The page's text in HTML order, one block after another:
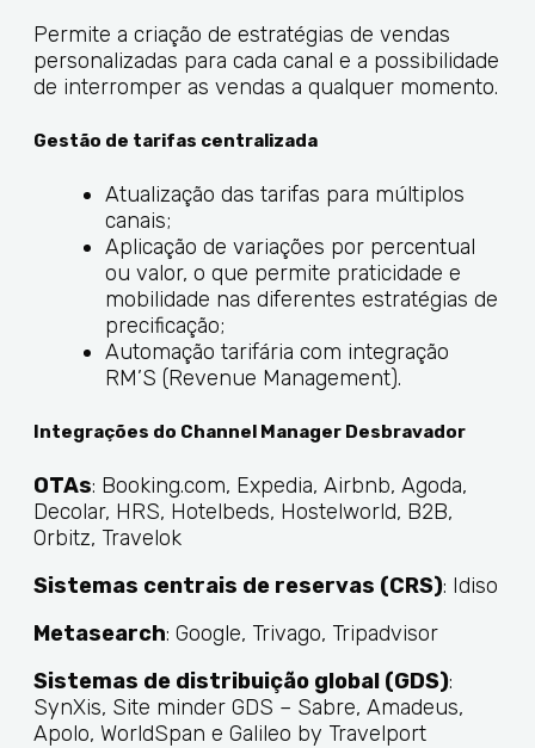
Permite a criação de estratégias de vendas
personalizadas para cada canal e a possibilidade
de interromper as vendas a qualquer momento.
Gestão de tarifas centralizada
Atualização das tarifas para múltiplos
canais;
Aplicação de variações por percentual
ou valor, o que permite praticidade e
mobilidade nas diferentes estratégias de
precificação;
Automação tarifária com integração
RM’S (Revenue Management).
Integrações do Channel Manager Desbravador
OTAs: Booking.com, Expedia, Airbnb, Agoda,
Decolar, HRS, Hotelbeds, Hostelworld, B2B,
Orbitz, Travelok
Sistemas centrais de reservas (CRS): Idiso
Metasearch: Google, Trivago, Tripadvisor
Sistemas de distribuição global (GDS):
SynXis, Site minder GDS – Sabre, Amadeus,
Apolo, WorldSpan e Galileo by Travelport